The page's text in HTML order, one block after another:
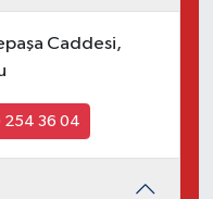
Caddesi,
254 36 04